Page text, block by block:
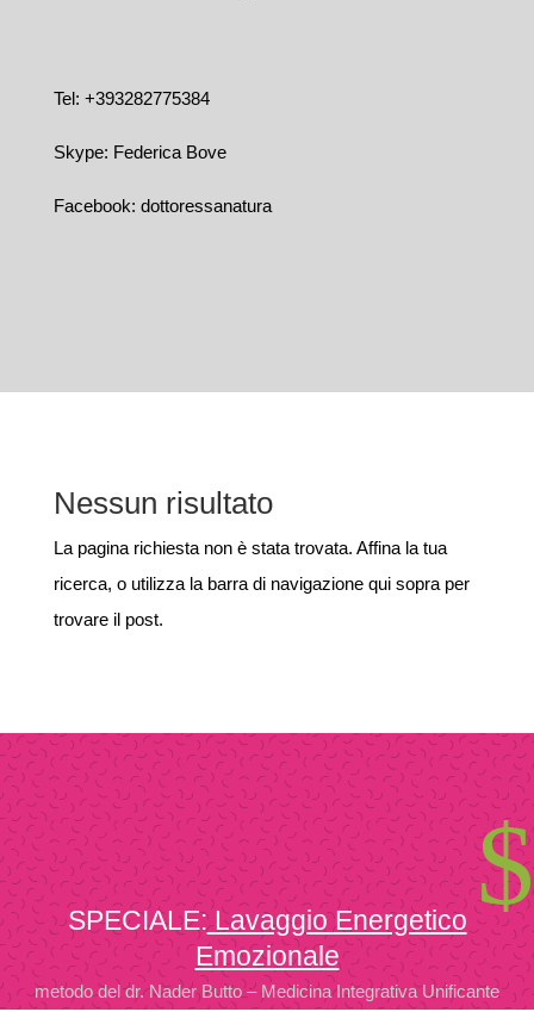
Tel: +393282775384
Skype: Federica Bove
Facebook: dottoressanatura
Nessun risultato
La pagina richiesta non è stata trovata. Affina la tua
ricerca, o utilizza la barra di navigazione qui sopra per
trovare il post.
$
SPECIALE:Lavaggio Energetico
Emozionale
metodo del dr. Nader Butto – Medicina Integrativa Unificante